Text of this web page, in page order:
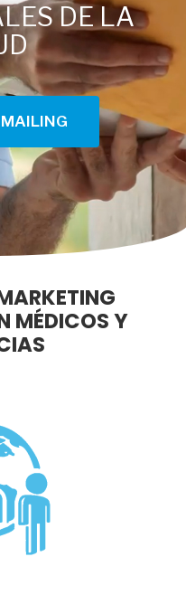
DE LA
MÉDICOS Y